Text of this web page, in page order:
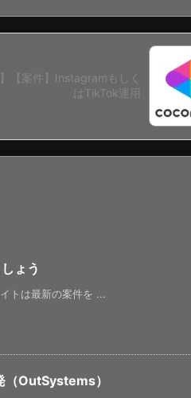
】【案件】Instagramもしく
はTikTok運用
ょう
トは最新の案件を ...
（OutSystems）